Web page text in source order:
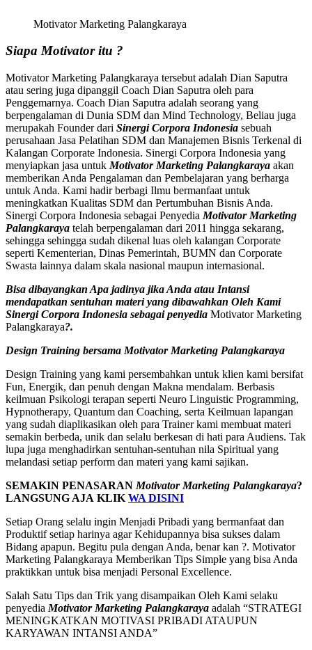
Motivator Marketing Palangkaraya
Siapa Motivator itu ?
Motivator Marketing Palangkaraya tersebut adalah Dian Saputra
atau sering juga dipanggil Coach Dian Saputra oleh para
Penggemarnya. Coach Dian Saputra adalah seorang yang
berpengalaman di Dunia SDM dan Mind Technology, Beliau juga
merupakah Founder dari Sinergi Corpora Indonesia sebuah
perusahaan Jasa Pelatihan SDM dan Manajemen Bisnis Terkenal di
Kalangan Corporate Indonesia. Sinergi Corpora Indonesia yang
menyiapkan jasa untuk Motivator Marketing Palangkaraya akan
memberikan Anda Pengalaman dan Pembelajaran yang berharga
untuk Anda. Kami hadir berbagi Ilmu bermanfaat untuk
meningkatkan Kualitas SDM dan Pertumbuhan Bisnis Anda.
Sinergi Corpora Indonesia sebagai Penyedia Motivator Marketing
Palangkaraya telah berpengalaman dari 2011 hingga sekarang,
sehingga sehingga sudah dikenal luas oleh kalangan Corporate
seperti Kementerian, Dinas Pemerintah, BUMN dan Corporate
Swasta lainnya dalam skala nasional maupun internasional.
Bisa dibayangkan Apa jadinya jika Anda atau Intansi
mendapatkan sentuhan materi yang dibawahkan Oleh Kami
Sinergi Corpora Indonesia sebagai penyedia Motivator Marketing
Palangkaraya?.
Design Training bersama Motivator Marketing Palangkaraya
Design Training yang kami persembahkan untuk klien kami bersifat
Fun, Energik, dan penuh dengan Makna mendalam. Berbasis
keilmuan Psikologi terapan seperti Neuro Linguistic Programming,
Hypnotherapy, Quantum dan Coaching, serta Keilmuan lapangan
yang sudah diaplikasikan oleh para Trainer kami membuat materi
semakin berbeda, unik dan selalu berkesan di hati para Audiens. Tak
lupa juga menghadirkan sentuhan-sentuhan nila Spiritual yang
melandasi setiap perform dan materi yang kami sajikan.
SEMAKIN PENASARAN Motivator Marketing Palangkaraya?
LANGSUNG AJA KLIK WA DISINI
Setiap Orang selalu ingin Menjadi Pribadi yang bermanfaat dan
Produktif setiap harinya agar Kehidupannya bisa sukses dalam
Bidang apapun. Begitu pula dengan Anda, benar kan ?. Motivator
Marketing Palangkaraya Memberikan Tips Simple yang bisa Anda
praktikkan untuk bisa menjadi Personal Excellence.
Salah Satu Tips dan Trik yang disampaikan Oleh Kami selaku
penyedia Motivator Marketing Palangkaraya adalah “STRATEGI
MENINGKATKAN MOTIVASI PRIBADI ATAUPUN
KARYAWAN INTANSI ANDA”